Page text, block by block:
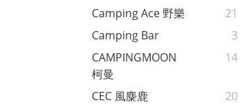
Camping Ace 野樂
21
Camping Bar
3
CAMPINGMOON
柯曼
14
CEC 風麋鹿
20